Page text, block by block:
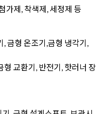
가제, 착색제, 세정제 등
금형 온조기,금형 냉각기,
형 교환기, 반전기, 핫러너 장